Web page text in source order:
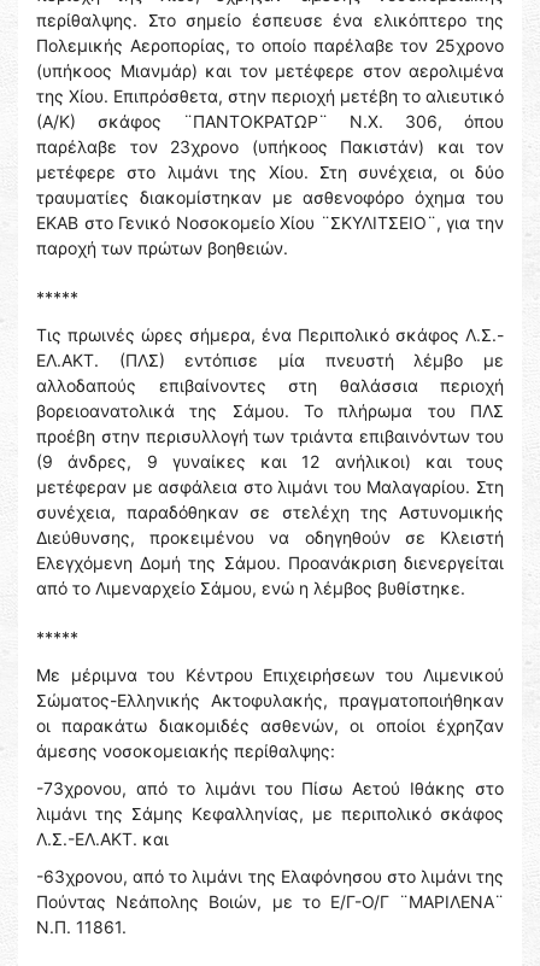
περίθαλψης. Στο σημείο έσπευσε ένα ελικόπτερο της
Πολεμικής Αεροπορίας, το οποίο παρέλαβε τον 25χρονο
(υπήκοος Μιανμάρ) και τον μετέφερε στον αερολιμένα
της Χίου. Επιπρόσθετα, στην περιοχή μετέβη το αλιευτικό
(Α/Κ) σκάφος ¨ΠΑΝΤΟΚΡΑΤΩΡ¨ Ν.Χ. 306, όπου
παρέλαβε τον 23χρονο (υπήκοος Πακιστάν) και τον
μετέφερε στο λιμάνι της Χίου. Στη συνέχεια, οι δύο
τραυματίες διακομίστηκαν με ασθενοφόρο όχημα του
ΕΚΑΒ στο Γενικό Νοσοκομείο Χίου ¨ΣΚΥΛΙΤΣΕΙΟ¨, για την
παροχή των πρώτων βοηθειών.
*****
Τις πρωινές ώρες σήμερα, ένα Περιπολικό σκάφος Λ.Σ.-
ΕΛ.ΑΚΤ. (ΠΛΣ) εντόπισε μία πνευστή λέμβο με
αλλοδαπούς επιβαίνοντες στη θαλάσσια περιοχή
βορειοανατολικά της Σάμου. Το πλήρωμα του ΠΛΣ
προέβη στην περισυλλογή των τριάντα επιβαινόντων του
(9 άνδρες, 9 γυναίκες και 12 ανήλικοι) και τους
μετέφεραν με ασφάλεια στο λιμάνι του Μαλαγαρίου. Στη
συνέχεια, παραδόθηκαν σε στελέχη της Αστυνομικής
Διεύθυνσης, προκειμένου να οδηγηθούν σε Κλειστή
Ελεγχόμενη Δομή της Σάμου. Προανάκριση διενεργείται
από το Λιμεναρχείο Σάμου, ενώ η λέμβος βυθίστηκε.
*****
Με μέριμνα του Κέντρου Επιχειρήσεων του Λιμενικού
Σώματος-Ελληνικής Ακτοφυλακής, πραγματοποιήθηκαν
οι παρακάτω διακομιδές ασθενών, οι οποίοι έχρηζαν
άμεσης νοσοκομειακής περίθαλψης:
-73χρονου, από το λιμάνι του Πίσω Αετού Ιθάκης στο
λιμάνι της Σάμης Κεφαλληνίας, με περιπολικό σκάφος
Λ.Σ.-ΕΛ.ΑΚΤ. και
-63χρονου, από το λιμάνι της Ελαφόνησου στο λιμάνι της
Πούντας Νεάπολης Βοιών, με το Ε/Γ-Ο/Γ ¨ΜΑΡΙΛΕΝΑ¨
Ν.Π. 11861.